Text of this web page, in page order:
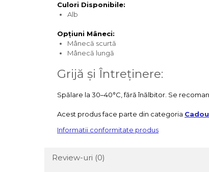
Culori Disponibile:
Alb
Opțiuni Mâneci:
Mânecă scurtă
Mânecă lungă
Grijă și Întreținere:
Spălare la 30–40°C, fără înălbitor. Se
Acest produs face parte din categoria
Informatii conformitate produs
Review-uri (0)